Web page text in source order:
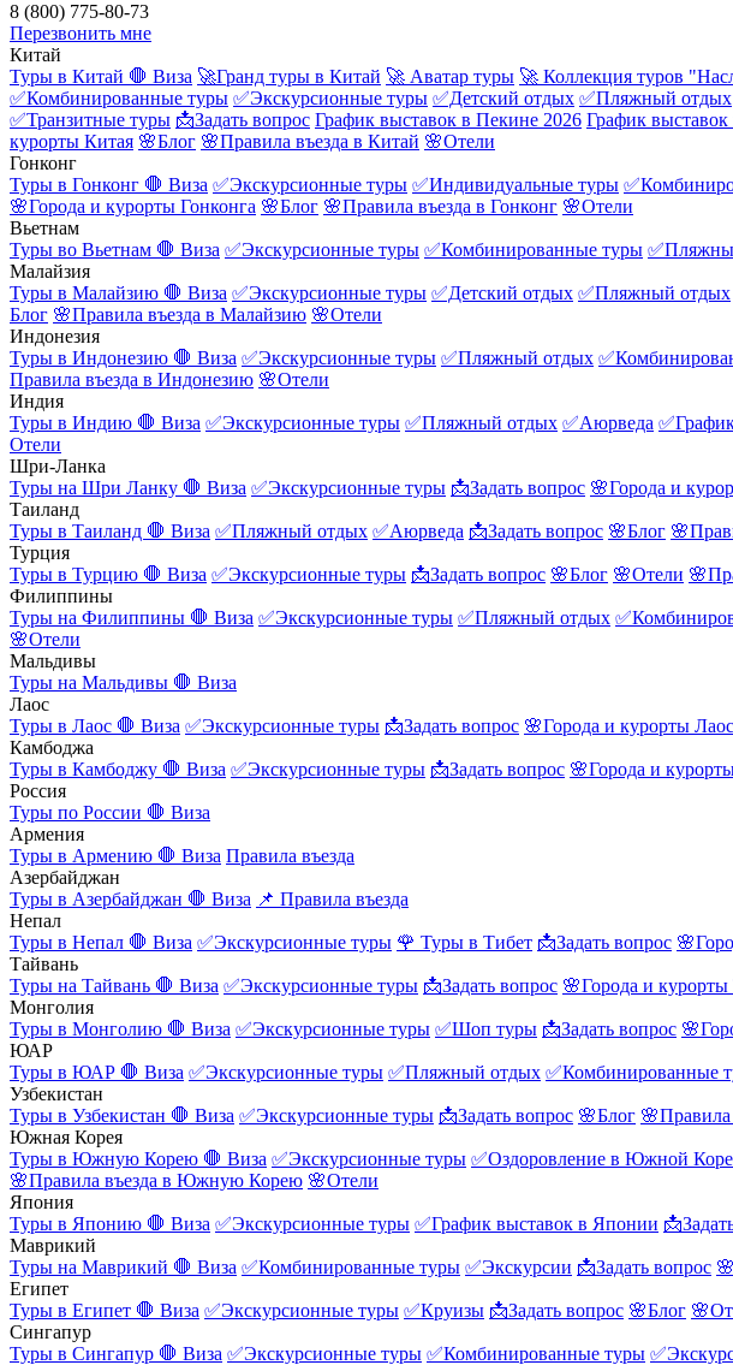
8 (800) 775-80-73
Перезвонить мне
Китай
Туры в Китай 🛑 Виза 🚀Гранд туры в Китай 🚀 Аватар туры 🚀 Коллекция туров
✅Комбинированные туры ✅Экскурсионные туры ✅Детский отдых ✅Пляжный отдых
✅Транзитные туры 📩Задать вопрос График выставок в Пекине 2026 График
курорты Китая 🌸Блог 🌸Правила въезда в Китай 🌸Отели
Гонконг
Туры в Гонконг 🛑 Виза ✅Экскурсионные туры ✅Индивидуальные туры
🌸Города и курорты Гонконга 🌸Блог 🌸Правила въезда в Гонконг 🌸Отели
Вьетнам
Туры во Вьетнам 🛑 Виза ✅Экскурсионные туры ✅Комбинированные туры
Малайзия
Туры в Малайзию 🛑 Виза ✅Экскурсионные туры ✅Детский отдых ✅Пляжный отдых
Блог 🌸Правила въезда в Малайзию 🌸Отели
Индонезия
Туры в Индонезию 🛑 Виза ✅Экскурсионные туры ✅Пляжный отдых
Правила въезда в Индонезию 🌸Отели
Индия
Туры в Индию 🛑 Виза ✅Экскурсионные туры ✅Пляжный отдых ✅Аюрведа
Отели
Шри-Ланка
Туры на Шри Ланку 🛑 Виза ✅Экскурсионные туры 📩Задать вопрос 🌸Города и
Таиланд
Туры в Таиланд 🛑 Виза ✅Пляжный отдых ✅Аюрведа 📩Задать вопрос 🌸Блог
Турция
Туры в Турцию 🛑 Виза ✅Экскурсионные туры 📩Задать вопрос 🌸Блог 🌸Отели
Филиппины
Туры на Филиппины 🛑 Виза ✅Экскурсионные туры ✅Пляжный отдых
🌸Отели
Мальдивы
Туры на Мальдивы 🛑 Виза
Лаос
Туры в Лаос 🛑 Виза ✅Экскурсионные туры 📩Задать вопрос 🌸Города и курорты
Камбоджа
Туры в Камбоджу 🛑 Виза ✅Экскурсионные туры 📩Задать вопрос 🌸Города и
Россия
Туры по России 🛑 Виза
Армения
Туры в Армению 🛑 Виза Правила въезда
Азербайджан
Туры в Азербайджан 🛑 Виза 📌 Правила въезда
Непал
Туры в Непал 🛑 Виза ✅Экскурсионные туры 🌹 Туры в Тибет 📩Задать вопрос
Тайвань
Туры на Тайвань 🛑 Виза ✅Экскурсионные туры 📩Задать вопрос 🌸Города и курорты
Монголия
Туры в Монголию 🛑 Виза ✅Экскурсионные туры ✅Шоп туры 📩Задать вопрос
ЮАР
Туры в ЮАР 🛑 Виза ✅Экскурсионные туры ✅Пляжный отдых ✅Комбинированные
Узбекистан
Туры в Узбекистан 🛑 Виза ✅Экскурсионные туры 📩Задать вопрос 🌸Блог 🌸Правила
Южная Корея
Туры в Южную Корею 🛑 Виза ✅Экскурсионные туры ✅Оздоровление в Южной
🌸Правила въезда в Южную Корею 🌸Отели
Япония
Туры в Японию 🛑 Виза ✅Экскурсионные туры ✅График выставок в Японии
Маврикий
Туры на Маврикий 🛑 Виза ✅Комбинированные туры ✅Экскурсии 📩Задать вопрос
Египет
Туры в Египет 🛑 Виза ✅Экскурсионные туры ✅Круизы 📩Задать вопрос 🌸Блог
Сингапур
Туры в Сингапур 🛑 Виза ✅Экскурсионные туры ✅Комбинированные туры